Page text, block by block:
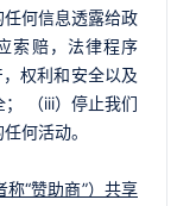
何信息透露给政
索赔，法律程序
权利和安全以及
（iii）停止我们
何活动。
“赞助商”）共享